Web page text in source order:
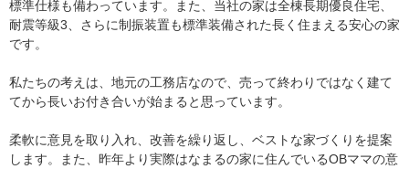
標準仕様も備わっています。また、当社の家は全棟長期優良住宅、
耐震等級3、さらに制振装置も標準装備された長く住まえる安心の家
です。
私たちの考えは、地元の工務店なので、売って終わりではなく建て
てから長いお付き合いが始まると思っています。
柔軟に意見を取り入れ、改善を繰り返し、ベストな家づくりを提案
します。また、昨年より実際はなまるの家に住んでいるOBママの意